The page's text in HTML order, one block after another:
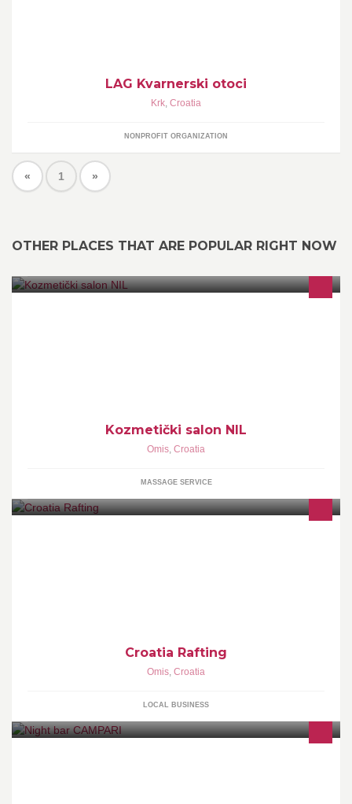
LAG Kvarnerski otoci
Krk, Croatia
NONPROFIT ORGANIZATION
« 1 »
OTHER PLACES THAT ARE POPULAR RIGHT NOW
Kozmetički salon NIL
Omis, Croatia
MASSAGE SERVICE
Croatia Rafting
Omis, Croatia
LOCAL BUSINESS